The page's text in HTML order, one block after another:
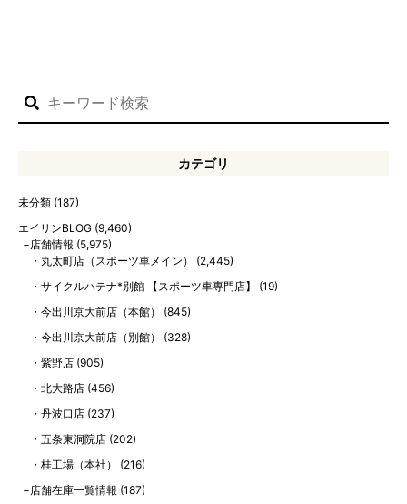
カテゴリ
未分類 (187)
エイリンBLOG (9,460)
店舗情報 (5,975)
丸太町店（スポーツ車メイン）
(2,445)
サイクルハテナ*別館 【スポーツ車専門店】
(19)
今出川京大前店（本館）
(845)
今出川京大前店（別館）
(328)
紫野店 (905)
北大路店 (456)
丹波口店 (237)
五条東洞院店 (202)
桂工場（本社）
(216)
店舗在庫一覧情報 (187)